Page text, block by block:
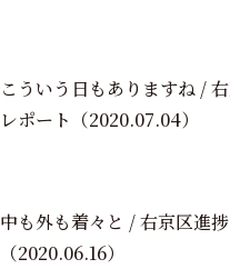
こういう日もありますね /
レポート （2020.07.04）
中も外も着々と / 右京区進
（2020.06.16）